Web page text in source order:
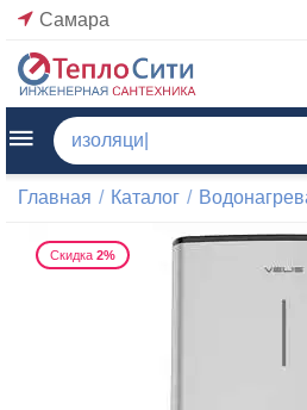
Самара
Главная / Каталог /
Скидка 2%